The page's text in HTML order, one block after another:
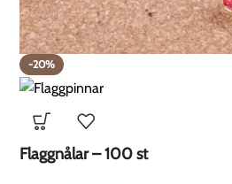
-20%
Flaggnålar – 100 st